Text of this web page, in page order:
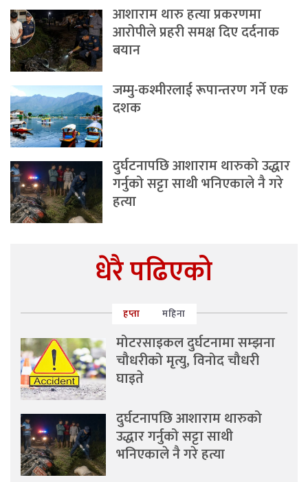
आशाराम थारु हत्या प्रकरणमा
आरोपीले प्रहरी समक्ष दिए दर्दनाक
बयान
जम्मु-कश्मीरलाई रूपान्तरण गर्ने एक
दशक
दुर्घटनापछि आशाराम थारुको उद्धार
गर्नुको सट्टा साथी भनिएकाले नै गरे
हत्या
धेरै पढिएको
हप्ता महिना
मोटरसाइकल दुर्घटनामा सम्झना
चौधरीको मृत्यु, विनोद चौधरी
घाइते
दुर्घटनापछि आशाराम थारुको
उद्धार गर्नुको सट्टा साथी
भनिएकाले नै गरे हत्या